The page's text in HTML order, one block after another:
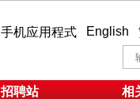
手机应用程式 English
招聘站 相